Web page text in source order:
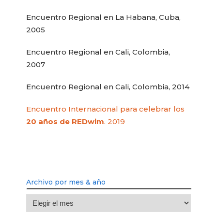
Encuentro Regional en La Habana, Cuba,
2005
Encuentro Regional en Cali, Colombia,
2007
Encuentro Regional en Cali, Colombia, 2014
Encuentro Internacional para celebrar los
20 años de REDwim. 2019
Archivo por mes & año
Archivo